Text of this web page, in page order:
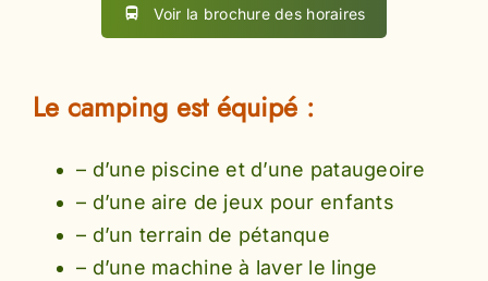
Voir la brochure des horaires
Le camping est équipé :
– d’une piscine et d’une pataugeoire
– d’une aire de jeux pour enfants
– d’un terrain de pétanque
– d’une machine à laver le linge